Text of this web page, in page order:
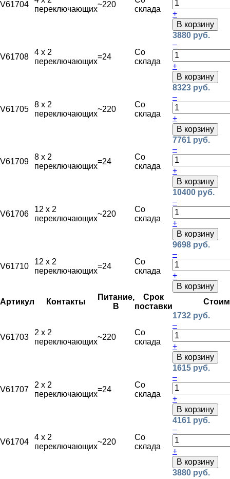
V61704
переключающих
~220
склада
+
В корзину
V61708
4 х 2
переключающих
=24
Со
склада
3880 руб.
–
+
В корзину
V61705
8 х 2
переключающих
~220
Со
склада
8323 руб.
–
+
В корзину
V61709
8 х 2
переключающих
=24
Со
склада
7761 руб.
–
+
В корзину
V61706
12 х 2
переключающих
~220
Со
склада
10400 руб.
–
+
В корзину
V61710
12 х 2
переключающих
=24
Со
склада
9698 руб.
–
+
В корзину
Артикул
Контакты
Питание,
В
Срок
поставки
V61703
2 х 2
переключающих
~220
Со
склада
1732 руб.
–
+
В корзину
V61707
2 х 2
переключающих
=24
Со
склада
1615 руб.
–
+
В корзину
V61704
4 х 2
переключающих
~220
Со
склада
4161 руб.
–
+
В корзину
3880 руб.